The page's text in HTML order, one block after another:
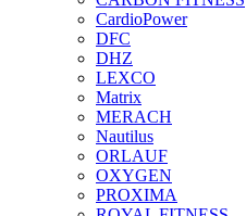
CardioPower
DFC
DHZ
LEXCO
Matrix
MERACH
Nautilus
ORLAUF
OXYGEN
PROXIMA